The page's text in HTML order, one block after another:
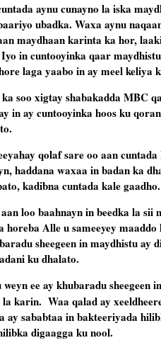
aynu cunayno la iska
ubadka. Waxa aynu
maydhaan karinta ka hor,
in cuntooyinka qaar
laga yaabo in ay meel keliya
soo xigtay shabakadda MBC
in ay cuntooyinka hoos ku
qolaf sare oo aan
haddana waxaa in badan ka
kadibna cuntada kale gaadho.
loo baahnayn in beedka la
horeba Alle u sameeyey
sheegeen in maydhistu
ku dhalato.
ee ay khubaradu
karin. Waa qalad ay
ay sababtaa in bakteeriyada
digaagga ku nool.